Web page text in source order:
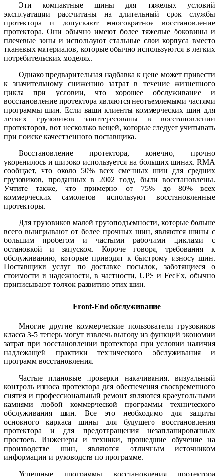
Эти компактные шины для тяжелых условий
эксплуатации рассчитаны на длительный срок службы
протектора и допускают многократное восстановление
протектора. Они обычно имеют более тяжелые боковины и
плечевые зоны и используют стальные слои корпуса вместо
тканевых материалов, которые обычно используются в легких
потребительских моделях.
Однако предварительная надбавка к цене может привести
к значительному снижению затрат в течение жизненного
цикла при условии, что хорошее обслуживание и
восстановление протектора являются неотъемлемыми частями
программы шин. Если ваши клиенты коммерческих шин для
легких грузовиков заинтересованы в восстановлении
протекторов, вот несколько вещей, которые следует учитывать
при поиске качественного поставщика.
Восстановление протектора, конечно, прочно
укоренилось и широко используется на больших шинах. RMA
сообщает, что около 50% всех сменных шин для средних
грузовиков, проданных в 2002 году, были восстановлены.
Учтите также, что примерно от 75% до 80% всех
коммерческих самолетов используют восстановленные
протекторы.
Для грузовиков малой грузоподъемности, которые больше
всего выигрывают от более прочных шин, являются шины с
большим пробегом и частыми рабочими циклами с
остановкой и запуском. Короче говоря, требования к
обслуживанию, которые приводят к быстрому износу шин.
Поставщики услуг по доставке посылок, заботящиеся о
стоимости и надежности, в частности, UPS и FedEx, обычно
приписывают толчок развитию этих шин.
Front-End обслуживание
Многие другие коммерческие пользователи грузовиков
класса 3-5 теперь могут извлечь выгоду из функций экономии
затрат при восстановлении протектора при условии наличия
надлежащей практики технического обслуживания и
программ восстановления.
Частые плановые проверки накачивания, визуальный
контроль износа протектора для обеспечения своевременного
снятия и профессиональный ремонт являются краеугольными
камнями любой коммерческой программы технического
обслуживания шин. Все это необходимо для защиты
основного каркаса шины для будущего восстановления
протектора и для предотвращения незапланированных
простоев. Инженеры и техники, прошедшие обучение на
производстве шин, являются отличным источником
информации и руководств по программе.
Успешные программы восстановления протектора